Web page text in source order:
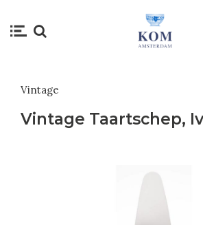
Vintage
Vintage Taartschep,